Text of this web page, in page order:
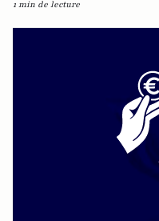
1 min de lecture